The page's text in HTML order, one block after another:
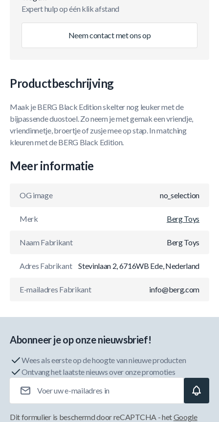
Expert hulp op één klik afstand
Neem contact met ons op
Productbeschrijving
Maak je BERG Black Edition skelter nog leuker met de
bijpassende duostoel. Zo neem je met gemak een vriendje,
vriendinnetje, broertje of zusje mee op stap. In matching
kleuren met de BERG Black Edition.
Meer informatie
OG image no_selection
Merk Berg Toys
Naam Fabrikant Berg Toys
Adres Fabrikant Stevinlaan 2, 6716WB Ede, Nederland
E-mailadres Fabrikant info@berg.com
Abonneer je op onze nieuwsbrief!
Wees als eerste op de hoogte van nieuwe producten
Ontvang het laatste nieuws over onze promoties
Dit formulier is beschermd door reCAPTCHA - hetGoogle